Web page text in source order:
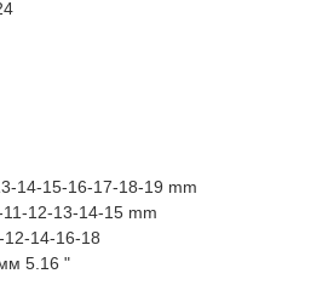
14-15-16-17-18-19 mm
12-13-14-15 mm
12-14-16-18
5.16 "